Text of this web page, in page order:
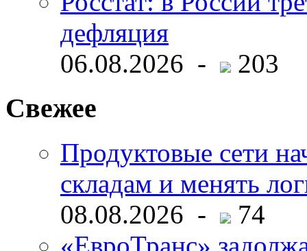
дефляция
06.08.2026 -
203
Свежее
Продуктовые сети
складам и менять
08.08.2026 -
74
«ЕвроТранс»